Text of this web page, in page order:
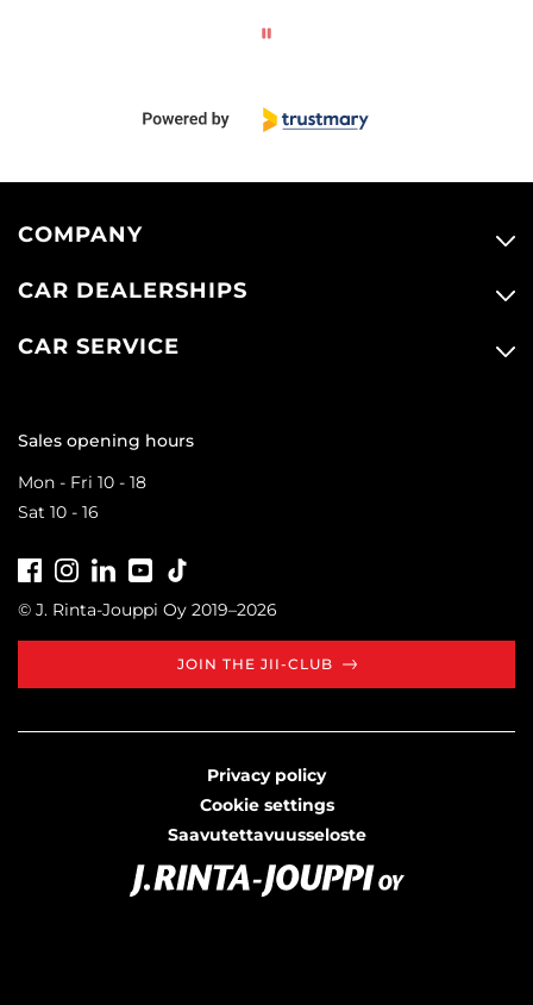
COMPANY
CAR DEALERSHIPS
CAR SERVICE
Sales opening hours
Mon - Fri 10 - 18
Sat 10 - 16
FacebookInstagramLinkedInYoutube
© J. Rinta-Jouppi Oy 2019–2026
JOIN THE JII-CLUB
Privacy policy
Cookie settings
Saavutettavuusseloste